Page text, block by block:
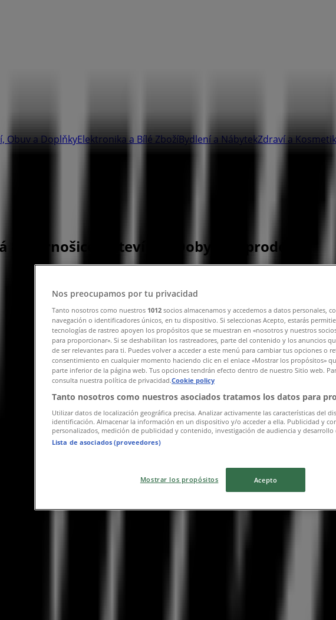
Obuv a DoplňkyElektronika a Bílé ZbožíBydlení a NábytekZdraví a
Černošice - Otevírací Doby a Výprodeje
Nos preocupamos por tu privacidad
Tanto nosotros como nuestros 1012 socios almacenamos y accedemos a datos personales,
navegación o identificadores únicos, en tu dispositivo. Si seleccionas Acepto, estarás
tecnologías de rastreo apoyen los propósitos que se muestran en «nosotros y nuestros
para proporcionar». Si se deshabilitan los rastreadores, parte del contenido y los anuncios
de ser relevantes para ti. Puedes volver a acceder a este menú para cambiar tus opciones o
consentimiento en cualquier momento haciendo clic en el enlace «Mostrar los propósitos»
parte inferior de la página web. Tus opciones tendrán efecto dentro de nuestro Sitio web.
consulta nuestra política de privacidad.Cookie policy
Tanto nosotros como nuestros asociados tratamos los datos para
Utilizar datos de localización geográfica precisa. Analizar activamente las características del
identificación. Almacenar la información en un dispositivo y/o acceder a ella. Publicidad y
personalizados, medición de publicidad y contenido, investigación de audiencia y desarrollo
Lista de asociados (proveedores)
Mostrar los propósitos Acepto